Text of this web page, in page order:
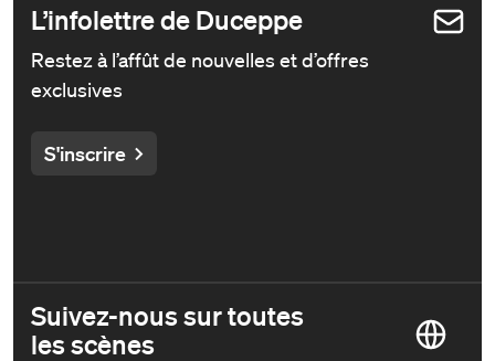
L’infolettre de Duceppe
Restez à l’affût de nouvelles et d’offres
exclusives
S'inscrire
Suivez-nous sur toutes
les scènes